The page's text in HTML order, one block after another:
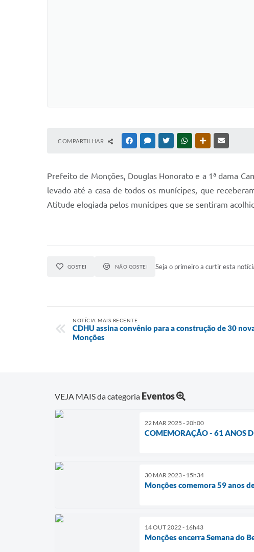
COMPARTILHAR FACEBOOKMESSENGER
TWITTERWHATSAPPOUTRAS MÍDIAS
Prefeito de Monções, Douglas Honorato e a 1ª dama
levado até a casa de todos os munícipes, que
Atitude elogiada pelos munícipes que se sentiram
GOSTEI NÃO GOSTEI Seja o primeiro a curtir esta
NOTÍCIA MAIS RECENTE
CDHU assina convênio para a construção de 30
Monções
VEJA MAIS da categoria Eventos
22 MAR 2025 - 20h00
COMEMORAÇÃO - 61 ANOS
30 MAR 2023 - 15h34
Monções comemora 59 anos
14 OUT 2022 - 16h43
Monções encerra Semana do